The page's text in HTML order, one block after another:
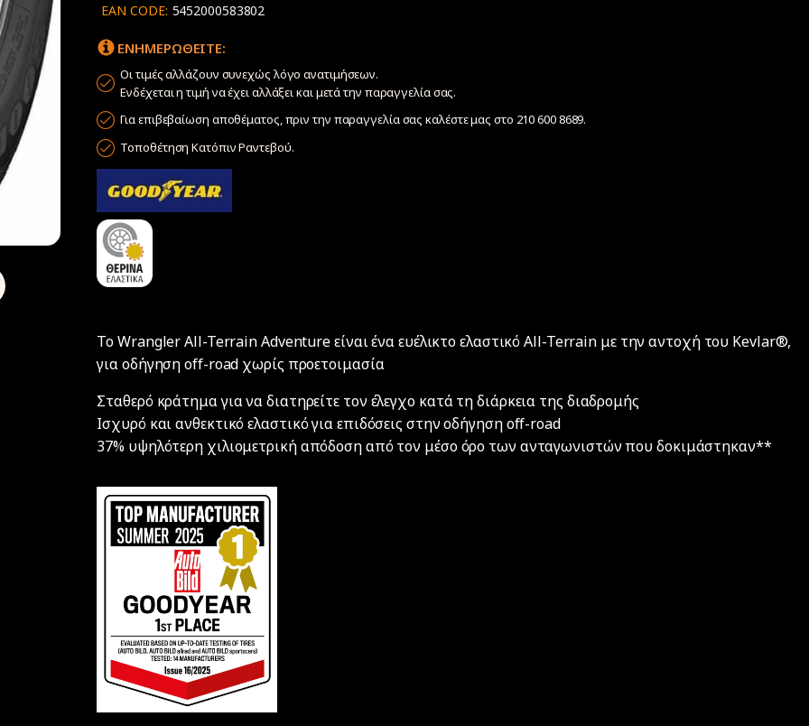
Adventure
EAN CODE: 5452000583802
ΕΝΗΜΕΡΩΘΕΙΤΕ:
Οι τιμές αλλάζουν συνεχώς λόγο ανατιμήσεων.
Ενδέχεται η τιμή να έχει αλλάξει και μετά την παραγγελία σας.
Για επιβεβαίωση αποθέματος, πριν την παραγγελία σας καλέστε μας στο 210 600 8689.
Τοποθέτηση Κατόπιν Ραντεβού.
To Wrangler All-Terrain Adventure είναι ένα ευέλικτο ελαστικό All-Terrain με την αντοχή του Kevlar®,
για οδήγηση off-road χωρίς προετοιμασία
Σταθερό κράτημα για να διατηρείτε τον έλεγχο κατά τη διάρκεια της διαδρομής
Ισχυρό και ανθεκτικό ελαστικό για επιδόσεις στην οδήγηση off-road
37% υψηλότερη χιλιομετρική απόδοση από τον μέσο όρο των ανταγωνιστών που δοκιμάστηκαν**